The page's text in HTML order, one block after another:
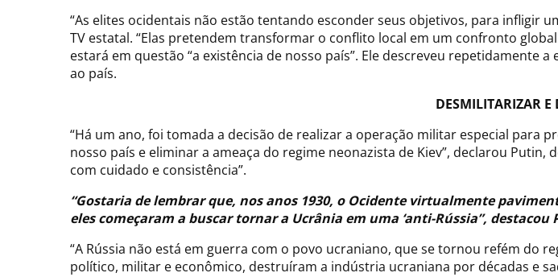
“As elites ocidentais não estão tentando esconder seus objetivos, para infligir
TV estatal. “Elas pretendem transformar o conflito local em um confronto
estará em questão “a existência de nosso país”. Ele descreveu repetidamente
ao país.
DESMILITARIZAR E
“Há um ano, foi tomada a decisão de realizar a operação militar especial para
nosso país e eliminar a ameaça do regime neonazista de Kiev”, declarou
com cuidado e consistência”.
“Gostaria de lembrar que, nos anos 1930, o Ocidente virtualmente
eles começaram a buscar tornar a Ucrânia em uma ‘anti-Rússia”, destacou
“A Rússia não está em guerra com o povo ucraniano, que se tornou refém do
político, militar e econômico, destruíram a indústria ucraniana por décadas e